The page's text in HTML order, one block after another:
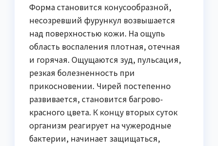
Форма становится конусообразной,
несозревший фурункул возвышается
над поверхностью кожи. На ощупь
область воспаления плотная, отечная
и горячая. Ощущаются зуд, пульсация,
резкая болезненность при
прикосновении. Чирей постепенно
развивается, становится багрово-
красного цвета. К концу вторых суток
организм реагирует на чужеродные
бактерии, начинает защищаться,